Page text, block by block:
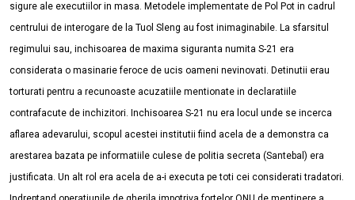
sigure ale executiilor in masa. Metodele implementate de Pol Pot in cadrul
centrului de interogare de la Tuol Sleng au fost inimaginabile. La sfarsitul
regimului sau, inchisoarea de maxima siguranta numita S-21 era
considerata o masinarie feroce de ucis oameni nevinovati. Detinutii erau
torturati pentru a recunoaste acuzatiile mentionate in declaratiile
contrafacute de inchizitori. Inchisoarea S-21 nu era locul unde se incerca
aflarea adevarului, scopul acestei institutii fiind acela de a demonstra ca
arestarea bazata pe informatiile culese de politia secreta (Santebal) era
justificata. Un alt rol era acela de a-i executa pe toti cei considerati tradatori.